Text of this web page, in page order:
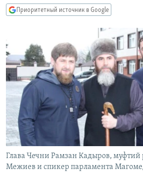
главной
навигации
поиску
IDEL.РЕАЛИИ
СЕВЕР.РЕАЛИИ
СИБИРЬ.РЕАЛИИ
РАСПИСАНИЕ ВЕЩАНИЯ
ПОДПИШИТЕСЬ НА РАССЫЛКУ
СОЦИАЛЬНЫЕ СЕТИ
Приоритетный источник в Google
Глава Чечни Рамзан Кадыров, муфтий
Межиев и спикер парламента